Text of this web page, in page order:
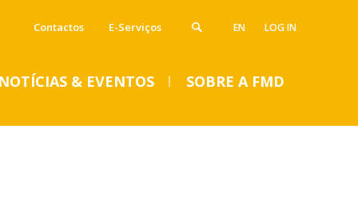
EN LOG IN
Contactos E-Serviços
NOTÍCIAS & EVENTOS SOBRE A FMD